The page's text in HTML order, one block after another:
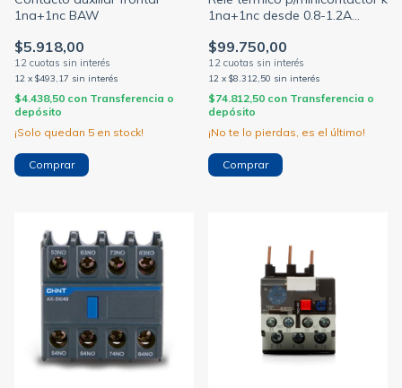
1na+1nc BAW
$5.918,00
12 x $493,17 sin interés
$4.438,50 con Transferencia o
depósito
¡Solo quedan 5 en stock!
1na+1nc desde 0.8-1.2A
TLM)
$99.750,00
12 x $8.312,50 sin interés
$74.812,50 con Transferencia o
depósito
¡No te lo pierdas, es el último!
Comprar